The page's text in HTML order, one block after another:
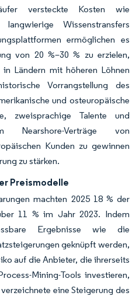
versteckte Kosten wie
Wissenstransfers
ermöglichen es
von 20 %–30 % zu erzielen,
Ländern mit höheren Löhnen
Vorrangstellung des
und osteuropäische
zweisprachige Talente und
Nearshore-Verträge von
Kunden zu gewinnen
zu stärken.
Preismodelle
machten 2025 18 % der
11 % im Jahr 2023. Indem
Ergebnisse wie die
geknüpft werden,
auf die Anbieter, die ihrerseits
Mining-Tools investieren,
eine Steigerung des